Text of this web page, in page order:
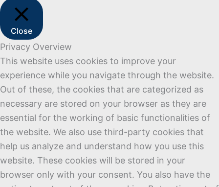
Close
Privacy Overview
This website uses cookies to improve your
experience while you navigate through the website.
Out of these, the cookies that are categorized as
necessary are stored on your browser as they are
essential for the working of basic functionalities of
the website. We also use third-party cookies that
help us analyze and understand how you use this
website. These cookies will be stored in your
browser only with your consent. You also have the